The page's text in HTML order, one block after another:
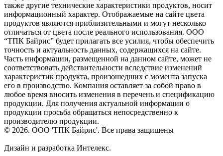
также другие технические характеристики продуктов, носит
информационный характер. Отображаемые на сайте цвета
продуктов являются приблизительными и могут несколько
отличаться от цвета после реального использования. ООО
“ТПК Байрис” будет прилагать все усилия, чтобы обеспечить
точность и актуальность данных, содержащихся на сайте.
Часть информации, размещенной на данном сайте, может не
соответствовать действительности вследствие изменений
характеристик продукта, произошедших с момента запуска
его в производство. Компания оставляет за собой право в
любое время вносить изменения в перечень и спецификацию
продукции. Для получения актуальной информации о
продукции просьба обращаться непосредственно к
производителю продукции.
© 2026. ООО 'ТПК Байрис'. Все права защищены
Дизайн и разработка Интелекс.